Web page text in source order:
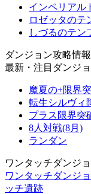
インペリアル
ロゼッタのテ
しづるのテン
ダンジョン攻略情報
最新・注目ダンジ
魔夏の+限界
転生シルヴィ
プラス限界突
8人対戦(8月)
ランダン
ワンタッチダンジ
ワンタッチダンジ
ッチ遺跡